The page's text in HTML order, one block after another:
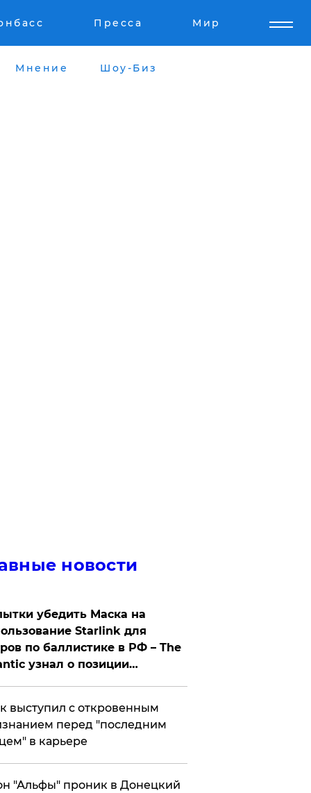
Пресса Мир
Мнение Шоу-Биз
новости
убедить Маска на
Starlink для
по баллистике в РФ – The
узнал о позиции
выступил с откровенным
перед "последним
в карьере
"Альфы" проник в Донецкий